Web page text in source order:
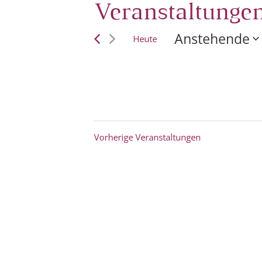
Heute Anstehende
Vorherige Veranstaltungen